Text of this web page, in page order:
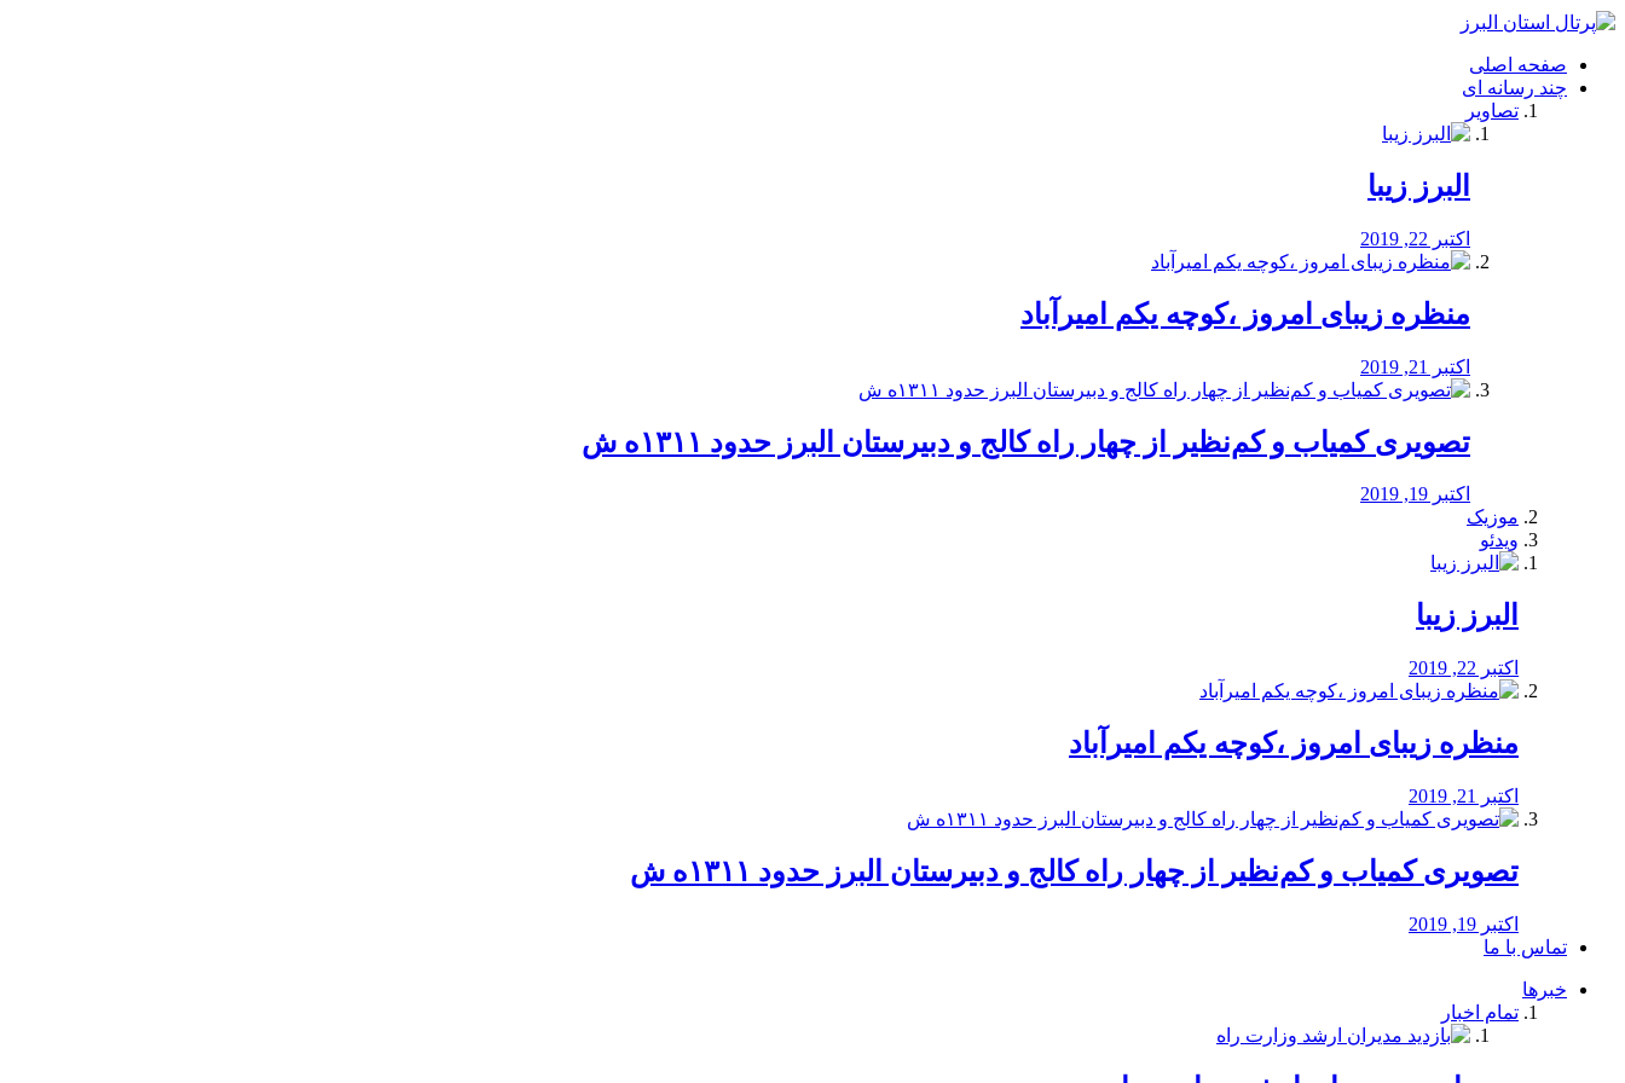
فصد
شرق
تهران
خشکشویی
صفحه اصلی
چند رسانه ای
تصاویر
البرز زیبا
اکتبر 22, 2019
منظره‌‌ زیبای امروز ،کوچه یکم امیرآباد
اکتبر 21, 2019
️تصویری کمیاب و کم‌نظیر از چهار راه كالج و دبيرستان البرز حدود ۱۳۱۱ه ش
اکتبر 19, 2019
موزیک
ویدئو
البرز زیبا
اکتبر 22, 2019
منظره‌‌ زیبای امروز ،کوچه یکم امیرآباد
اکتبر 21, 2019
️تصویری کمیاب و کم‌نظیر از چهار راه كالج و دبيرستان البرز حدود ۱۳۱۱ه ش
اکتبر 19, 2019
تماس با ما
خبرها
تمام اخبار